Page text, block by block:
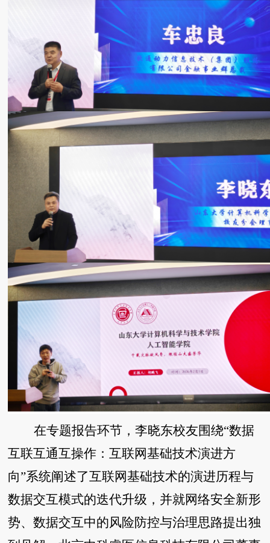
在专题报告环节，李晓东校友围绕“数据
互联互通互操作：互联网基础技术演进方
向”系统阐述了互联网基础技术的演进历程与
数据交互模式的迭代升级，并就网络安全新形
势、数据交互中的风险防控与治理思路提出独